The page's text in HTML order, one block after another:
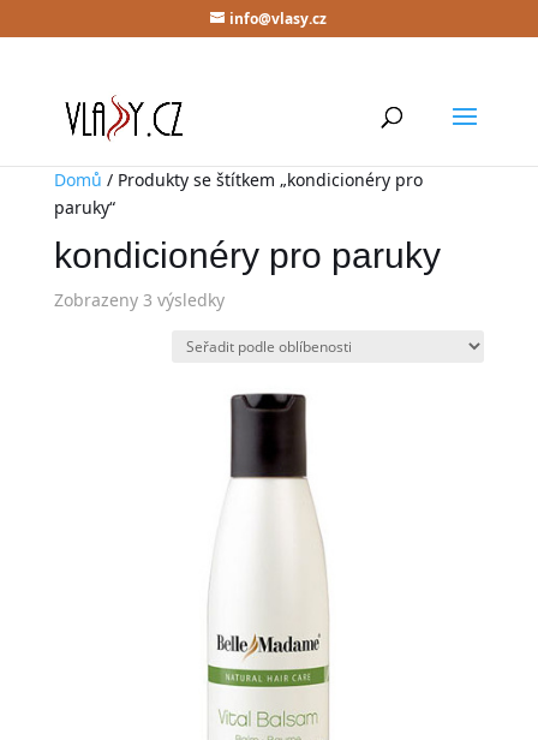
info@vlasy.cz
Domů / Produkty se štítkem „kondicionéry pro
paruky“
kondicionéry pro paruky
Zobrazeny 3 výsledky